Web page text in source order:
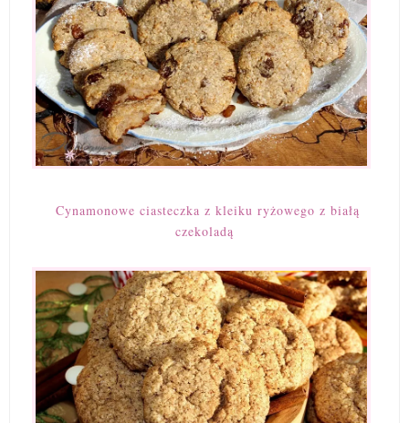
Cynamonowe ciasteczka z kleiku ryżowego z białą
czekoladą